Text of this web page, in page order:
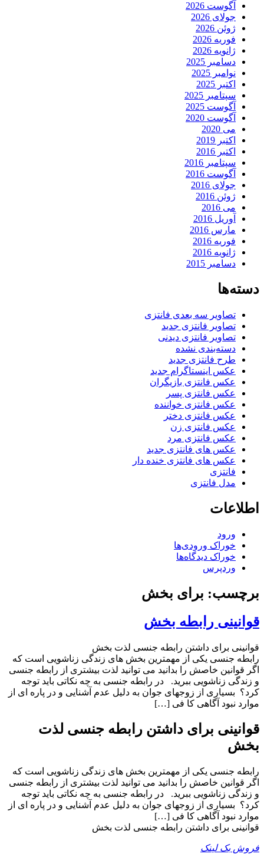
آگوست 2026
جولای 2026
ژوئن 2026
فوریه 2026
ژانویه 2026
دسامبر 2025
نوامبر 2025
اکتبر 2025
سپتامبر 2025
آگوست 2025
آگوست 2020
می 2020
اکتبر 2019
اکتبر 2016
سپتامبر 2016
آگوست 2016
جولای 2016
ژوئن 2016
می 2016
آوریل 2016
مارس 2016
فوریه 2016
ژانویه 2016
دسامبر 2015
دسته‌ها
تصاویر سه بعدی فانتزی
تصاویر فانتزی جدید
تصاویر فانتزی دیدنی
دسته‌بندی نشده
طرح فانتزی جدید
عکس اینستاگرام جدید
عکس فانتزی بازیگران
عکس فانتزی پسر
عکس فانتزی خواننده
عکس فانتزی دختر
عکس فانتزی زن
عکس فانتزی مرد
عکس های فانتزی جدید
عکس های فانتزی خنده دار
فانتزی
مدل فانتزی
اطلاعات
ورود
خوراک ورودی‌ها
خوراک دیدگاه‌ها
وردپرس
برچسب: برای بخش
قوانینی رابطه بخش
قوانینی برای داشتن رابطه جنسی لذت بخش
رابطه جنسی یکی از مهمترین بخش های زندگی زناشویی است که
اگر قوانین خاصش را بدانید می توانید لذت بیشتری از رابطه جنسی
و زندگی زناشویی ببرید. در رابطه جنسی به چه نکاتی باید توجه
کرد؟ بسیاری از زوجهای جوان به دلیل عدم آشنایی و در پاره ای از
موارد نبود آگاهی کا فی […]
قوانینی برای داشتن رابطه جنسی لذت
بخش
رابطه جنسی یکی از مهمترین بخش های زندگی زناشویی است که
اگر قوانین خاصش را بدانید می توانید لذت بیشتری از رابطه جنسی
و زندگی زناشویی ببرید. در رابطه جنسی به چه نکاتی باید توجه
کرد؟ بسیاری از زوجهای جوان به دلیل عدم آشنایی و در پاره ای از
موارد نبود آگاهی کا فی […]
قوانینی برای داشتن رابطه جنسی لذت بخش
فروش بک لینک